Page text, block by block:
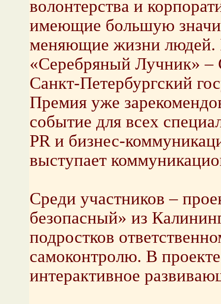
волонтерства и
имеющие большую
меняющие жизни людей.
«Серебряный Лучник» –
Санкт-Петербургский
Премия уже
событие для всех
PR и бизнес-
выступает
Среди участников –
безопасный» из
подростков
самоконтролю. В
интерактивное